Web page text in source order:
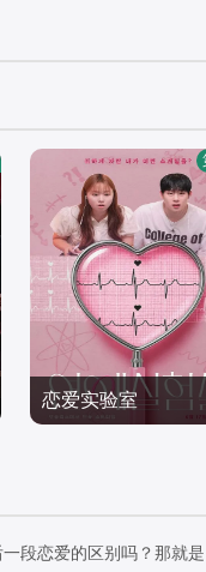
恋爱实验室
2026/韩国
段恋爱的区别吗？那就